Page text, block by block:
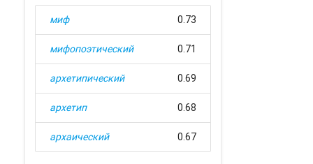
миф 0.73
мифопоэтический 0.71
архетипический 0.69
архетип 0.68
архаический 0.67